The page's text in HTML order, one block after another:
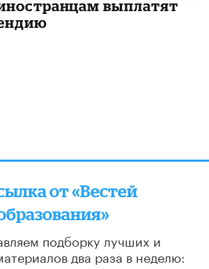
выплатят
от «Вестей
подборку лучших и
два раза в неделю: